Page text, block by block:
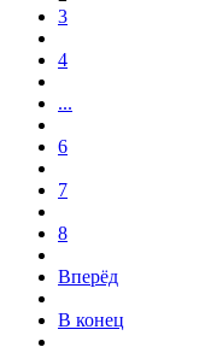
3
4
...
6
7
8
Вперёд
В конец